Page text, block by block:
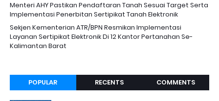
Menteri AHY Pastikan Pendaftaran Tanah Sesuai Target Serta
Implementasi Penerbitan Sertipikat Tanah Elektronik
Sekjen Kementerian ATR/BPN Resmikan Implementasi
Layanan Sertipikat Elektronik Di 12 Kantor Pertanahan Se-
Kalimantan Barat
POPULAR RECENTS COMMENTS